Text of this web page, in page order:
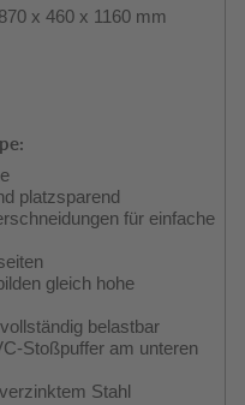
x 460 x 1160 mm
platzsparend
für einfache
gleich hohe
belastbar
Stoßpuffer am unteren
Stahl